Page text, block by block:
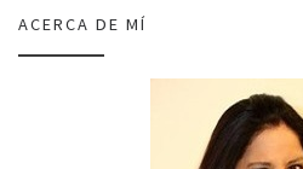
ACERCA DE MÍ